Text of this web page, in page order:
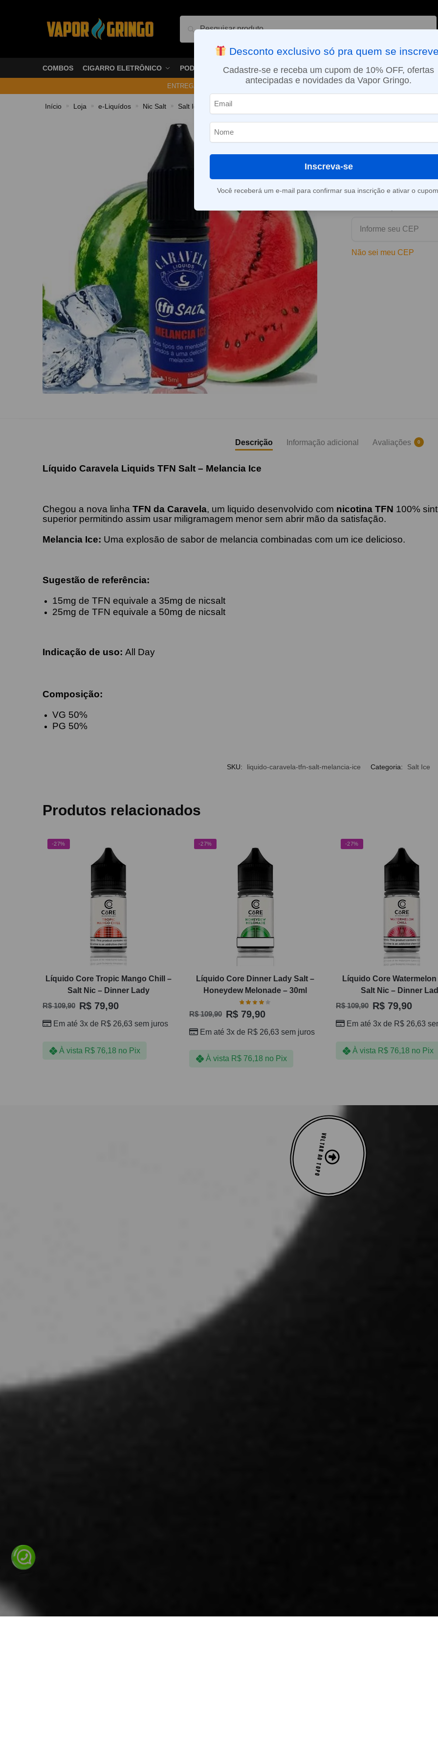
Pesquisar
COMBOS CIGARRO ELETRÔNICO PODS VAPORIZADOR DE ERVAS E-LIQUÍDOS NICOTINA ORAL
ENTREGA NO MESMO DIA EM SÃO PAULO (SEG A SEX): PEDIDOS APROVADOS ATÉ
Início » Loja » e-Liquídos » Nic Salt » Salt Ice Líquido Caravela TFN Salt – Melancia Ice
Líquido
Melancia Ice
Este produto está fora
Não sei meu CEP
Descrição Informação adicional Avaliações 0
Líquido Caravela Liquids TFN Salt – Melancia Ice
Chegou a nova linha TFN da Caravela, um liquido desenvolvido com nicotina TFN 100%
superior permitindo assim usar miligramagem menor sem abrir mão da satisfação.
Melancia Ice: Uma explosão de sabor de melancia combinadas com um ice delicioso.
Sugestão de referência:
15mg de TFN equivale a 35mg de nicsalt
25mg de TFN equivale a 50mg de nicsalt
Indicação de uso: All Day
Composição:
VG 50%
PG 50%
SKU: liquido-caravela-tfn-salt-melancia-ice Categoria: Salt Ice
Produtos relacionados
-27%
Líquido Core Tropic Mango Chill –
Salt Nic – Dinner Lady
R$109,90 R$ 79,90
Em até 3x de R$ 26,63 sem juros
À vista R$76,18 no Pix
-27%
Líquido Core Dinner Lady Salt –
Honeydew Melonade – 30ml
R$109,90 R$ 79,90
Em até 3x de R$ 26,63 sem juros
À vista R$76,18 no Pix
-27%
Líquido Core
Salt Nic – Dinner
R$109,90 R$79,90
Em até 3x de R$26,63
À vista R$76,18 no Pix
VOLTAR AO TOPO
Desconto exclusivo só pra quem se
Cadastre-se e receba um cupom de 10% OFF, ofertas
antecipadas e novidades da Vapor Gringo.
Inscreva-se
Você receberá um e-mail para confirmar sua inscrição e ativar o